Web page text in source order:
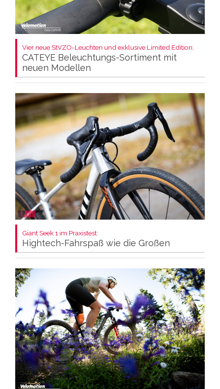
Vier neue StVZO-Leuchten und exklusive Limited Edition:
CATEYE Beleuchtungs-Sortiment mit
neuen Modellen
Giant Seek 1 im Praxistest:
Hightech-Fahrspaß wie die Großen